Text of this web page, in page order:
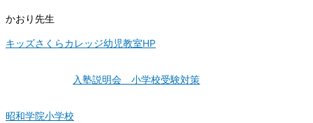
かおり先生
キッズさくらカレッジ幼児教室HP
入塾説明会 小学校受験対策
昭和学院小学校